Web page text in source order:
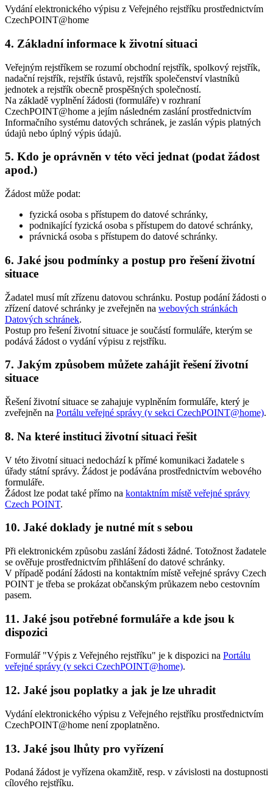
Vydání elektronického výpisu z Veřejného rejstříku prostřednictvím
CzechPOINT@home
4. Základní informace k životní situaci
Veřejným rejstříkem se rozumí obchodní rejstřík, spolkový rejstřík,
nadační rejstřík, rejstřík ústavů, rejstřík společenství vlastníků
jednotek a rejstřík obecně prospěšných společností.
Na základě vyplnění žádosti (formuláře) v rozhraní
CzechPOINT@home a jejím následném zaslání prostřednictvím
Informačního systému datových schránek, je zaslán výpis platných
údajů nebo úplný výpis údajů.
5. Kdo je oprávněn v této věci jednat (podat žádost
apod.)
Žádost může podat:
fyzická osoba s přístupem do datové schránky,
podnikající fyzická osoba s přístupem do datové schránky,
právnická osoba s přístupem do datové schránky.
6. Jaké jsou podmínky a postup pro řešení životní
situace
Žadatel musí mít zřízenu datovou schránku. Postup podání žádosti o
zřízení datové schránky je zveřejněn na webových stránkách
Datových schránek.
Postup pro řešení životní situace je součástí formuláře, kterým se
podává žádost o vydání výpisu z rejstříku.
7. Jakým způsobem můžete zahájit řešení životní
situace
Řešení životní situace se zahajuje vyplněním formuláře, který je
zveřejněn na Portálu veřejné správy (v sekci CzechPOINT@home).
8. Na které instituci životní situaci řešit
V této životní situaci nedochází k přímé komunikaci žadatele s
úřady státní správy. Žádost je podávána prostřednictvím webového
formuláře.
Žádost lze podat také přímo na kontaktním místě veřejné správy
Czech POINT.
10. Jaké doklady je nutné mít s sebou
Při elektronickém způsobu zaslání žádosti žádné. Totožnost žadatele
se ověřuje prostřednictvím přihlášení do datové schránky.
V případě podání žádosti na kontaktním místě veřejné správy Czech
POINT je třeba se prokázat občanským průkazem nebo cestovním
pasem.
11. Jaké jsou potřebné formuláře a kde jsou k
dispozici
Formulář "Výpis z Veřejného rejstříku" je k dispozici na Portálu
veřejné správy (v sekci CzechPOINT@home).
12. Jaké jsou poplatky a jak je lze uhradit
Vydání elektronického výpisu z Veřejného rejstříku prostřednictvím
CzechPOINT@home není zpoplatněno.
13. Jaké jsou lhůty pro vyřízení
Podaná žádost je vyřízena okamžitě, resp. v závislosti na dostupnosti
cílového rejstříku.